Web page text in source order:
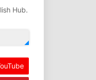
Hub.